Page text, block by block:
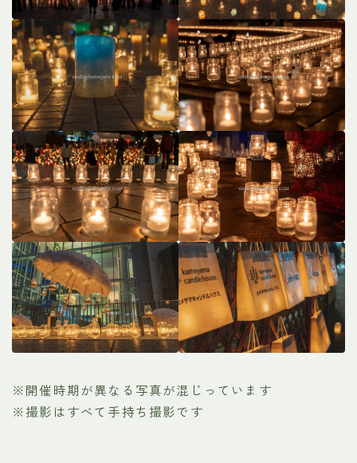
※開催時期が異なる写真が混じっています
※撮影はすべて手持ち撮影です